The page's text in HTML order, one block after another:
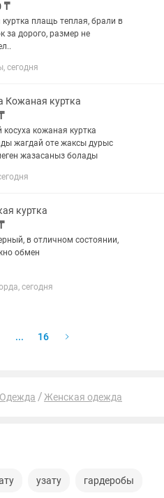
₸
куртка плащь теплая, брали в
за дорого, размер не
сегодня
Кожаная куртка
косуха кожаная куртка
жагдай оте жаксы дурыс
жазасаныз болады
куртка
в отличном состоянии,
обмен
сегодня
... 16
Одежда Женская одежда
узату гардеробы